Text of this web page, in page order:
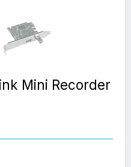
Mini Recorder